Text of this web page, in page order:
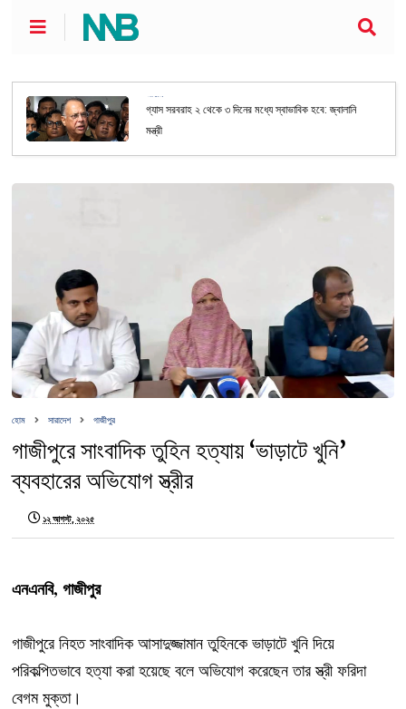
গ্যাস সরবরাহ ২ থেকে ৩ দিনের মধ্যে স্বাভাবিক হবে: জ্বালানি
মন্ত্রী
হোম সারাদেশ গাজীপুর
গাজীপুরে সাংবাদিক তুহিন হত্যায় ‘ভাড়াটে খুনি’
ব্যবহারের অভিযোগ স্ত্রীর
১২ আগস্ট, ২০২৫
এনএনবি, গাজীপুর
গাজীপুরে নিহত সাংবাদিক আসাদুজ্জামান তুহিনকে ভাড়াটে খুনি দিয়ে
পরিকল্পিতভাবে হত্যা করা হয়েছে বলে অভিযোগ করেছেন তার স্ত্রী ফরিদা
বেগম মুক্তা।